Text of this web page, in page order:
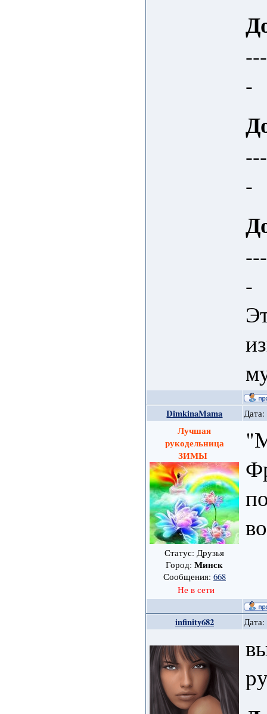
-
-
-
DimkinaMama
Лучшая
рукодельница
ЗИМЫ
Статус: Друзья
Город:Минск
Сообщения: 668
Не в сети
infinity682 Дата: